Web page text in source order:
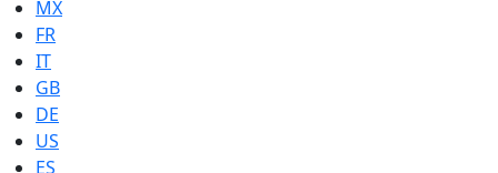
MX
FR
IT
GB
DE
US
ES